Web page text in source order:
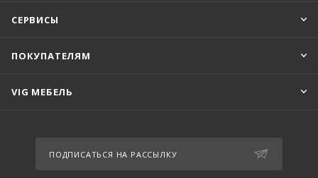
СЕРВИСЫ
ПОКУПАТЕЛЯМ
VIG МЕБЕЛЬ
ПОДПИСАТЬСЯ НА РАССЫЛКУ